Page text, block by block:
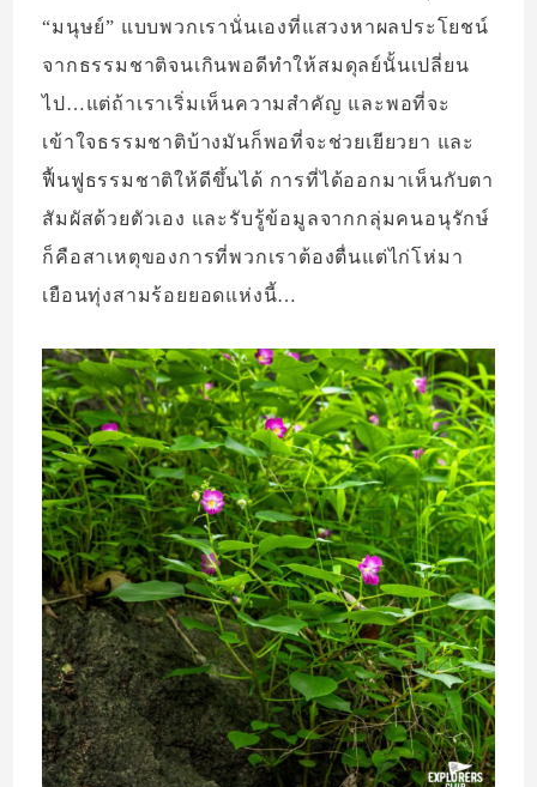
“มนุษย์” แบบพวกเรานั่นเองที่แสวงหาผลประโยชน์
จากธรรมชาติจนเกินพอดีทำให้สมดุลย์นั้นเปลี่ยน
ไป…แต่ถ้าเราเริ่มเห็นความสำคัญ และพอที่จะ
เข้าใจธรรมชาติบ้างมันก็พอที่จะช่วยเยียวยา และ
ฟื้นฟูธรรมชาติให้ดีขึ้นได้ การที่ได้ออกมาเห็นกับตา
สัมผัสด้วยตัวเอง และรับรู้ข้อมูลจากกลุ่มคนอนุรักษ์
ก็คือสาเหตุของการที่พวกเราต้องตื่นแต่ไก่โห่มา
เยือนทุ่งสามร้อยยอดแห่งนี้…